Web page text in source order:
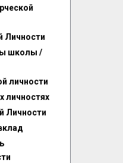
Личности
школы /
личности
личностях
Личности